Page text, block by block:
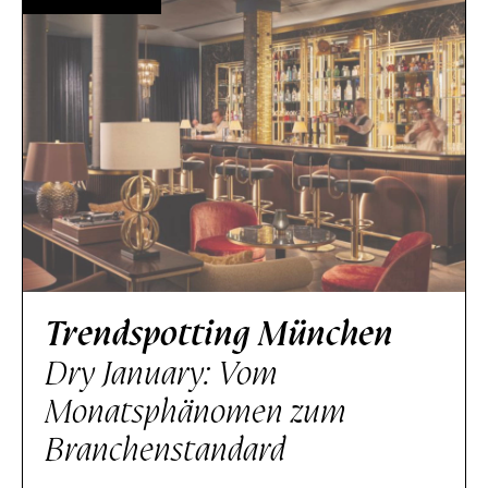
Trendspotting München
Dry January: Vom
Monatsphänomen zum
Branchenstandard